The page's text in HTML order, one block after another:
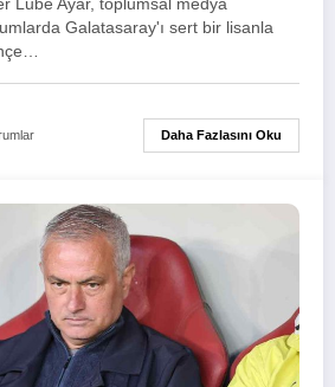
Lube Ayar, toplumsal medya
Galatasaray'ı sert bir lisanla
Daha Fazlasını Oku